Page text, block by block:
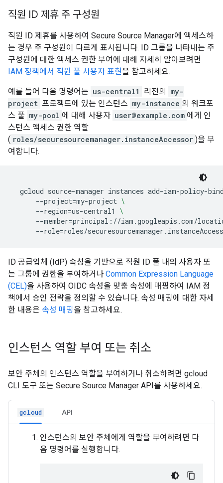
직원 ID 제휴 주 구성원
직원 ID 제휴를 사용하여 Secure Source Manager에 액세스하
는 경우 주 구성원이 다르게 표시됩니다. ID 그룹을 나타내는 주
구성원에 대한 액세스 권한 부여에 대해 자세히 알아보려면
IAM 정책에서 직원 풀 사용자 표현을 참고하세요.
예를 들어 다음 명령어는 us-central1 리전의
my-
project 프로젝트에 있는 인스턴스 my-instance 의 워크포
스 풀 my-pool 에 대해 사용자 user@example.com 에게 인
스턴스 액세스 권한 역할
( roles/securesourcemanager.instanceAccessor )을 부
여합니다.
gcloud source-manager instances add-iam-policy-
--project=my-project \
--region=us-central1
\
--member=principal://iam.googleapis.com/
--role=
ID 공급업체 (IdP) 속성을 기반으로 직원 ID 풀 내의 사용자 또
는 그룹에 권한을 부여하거나 Common Expression Language
(CEL)을 사용하여 OIDC 속성을 맞춤 속성에 매핑하여 IAM 정
책에서 승인 전략을 정의할 수 있습니다. 속성 매핑에 대한 자세
한 내용은 속성 매핑을 참고하세요.
인스턴스 역할 부여 또는 취소
보안 주체의 인스턴스 역할을 부여하거나 취소하려면 gcloud
CLI 도구 또는 Secure Source Manager API를 사용하세요.
gcloud API
인스턴스의 보안 주체에게 역할을 부여하려면 다
음 명령어를 실행합니다.